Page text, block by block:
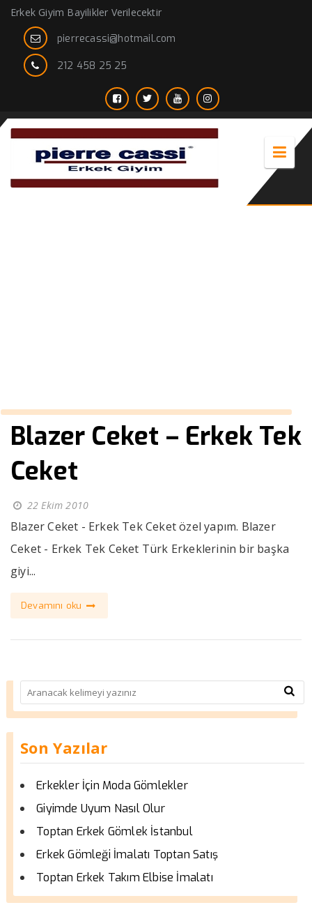
Erkek Giyim Bayilikler Verilecektir
pierrecassi@hotmail.com
212 458 25 25
Blazer Ceket – Erkek Tek
Ceket
22 Ekim 2010
Blazer Ceket - Erkek Tek Ceket özel yapım. Blazer
Ceket - Erkek Tek Ceket Türk Erkeklerinin bir başka
giyi...
Devamını oku
Son Yazılar
Erkekler İçin Moda Gömlekler
Giyimde Uyum Nasıl Olur
Toptan Erkek Gömlek İstanbul
Erkek Gömleği İmalatı Toptan Satış
Toptan Erkek Takım Elbise İmalatı